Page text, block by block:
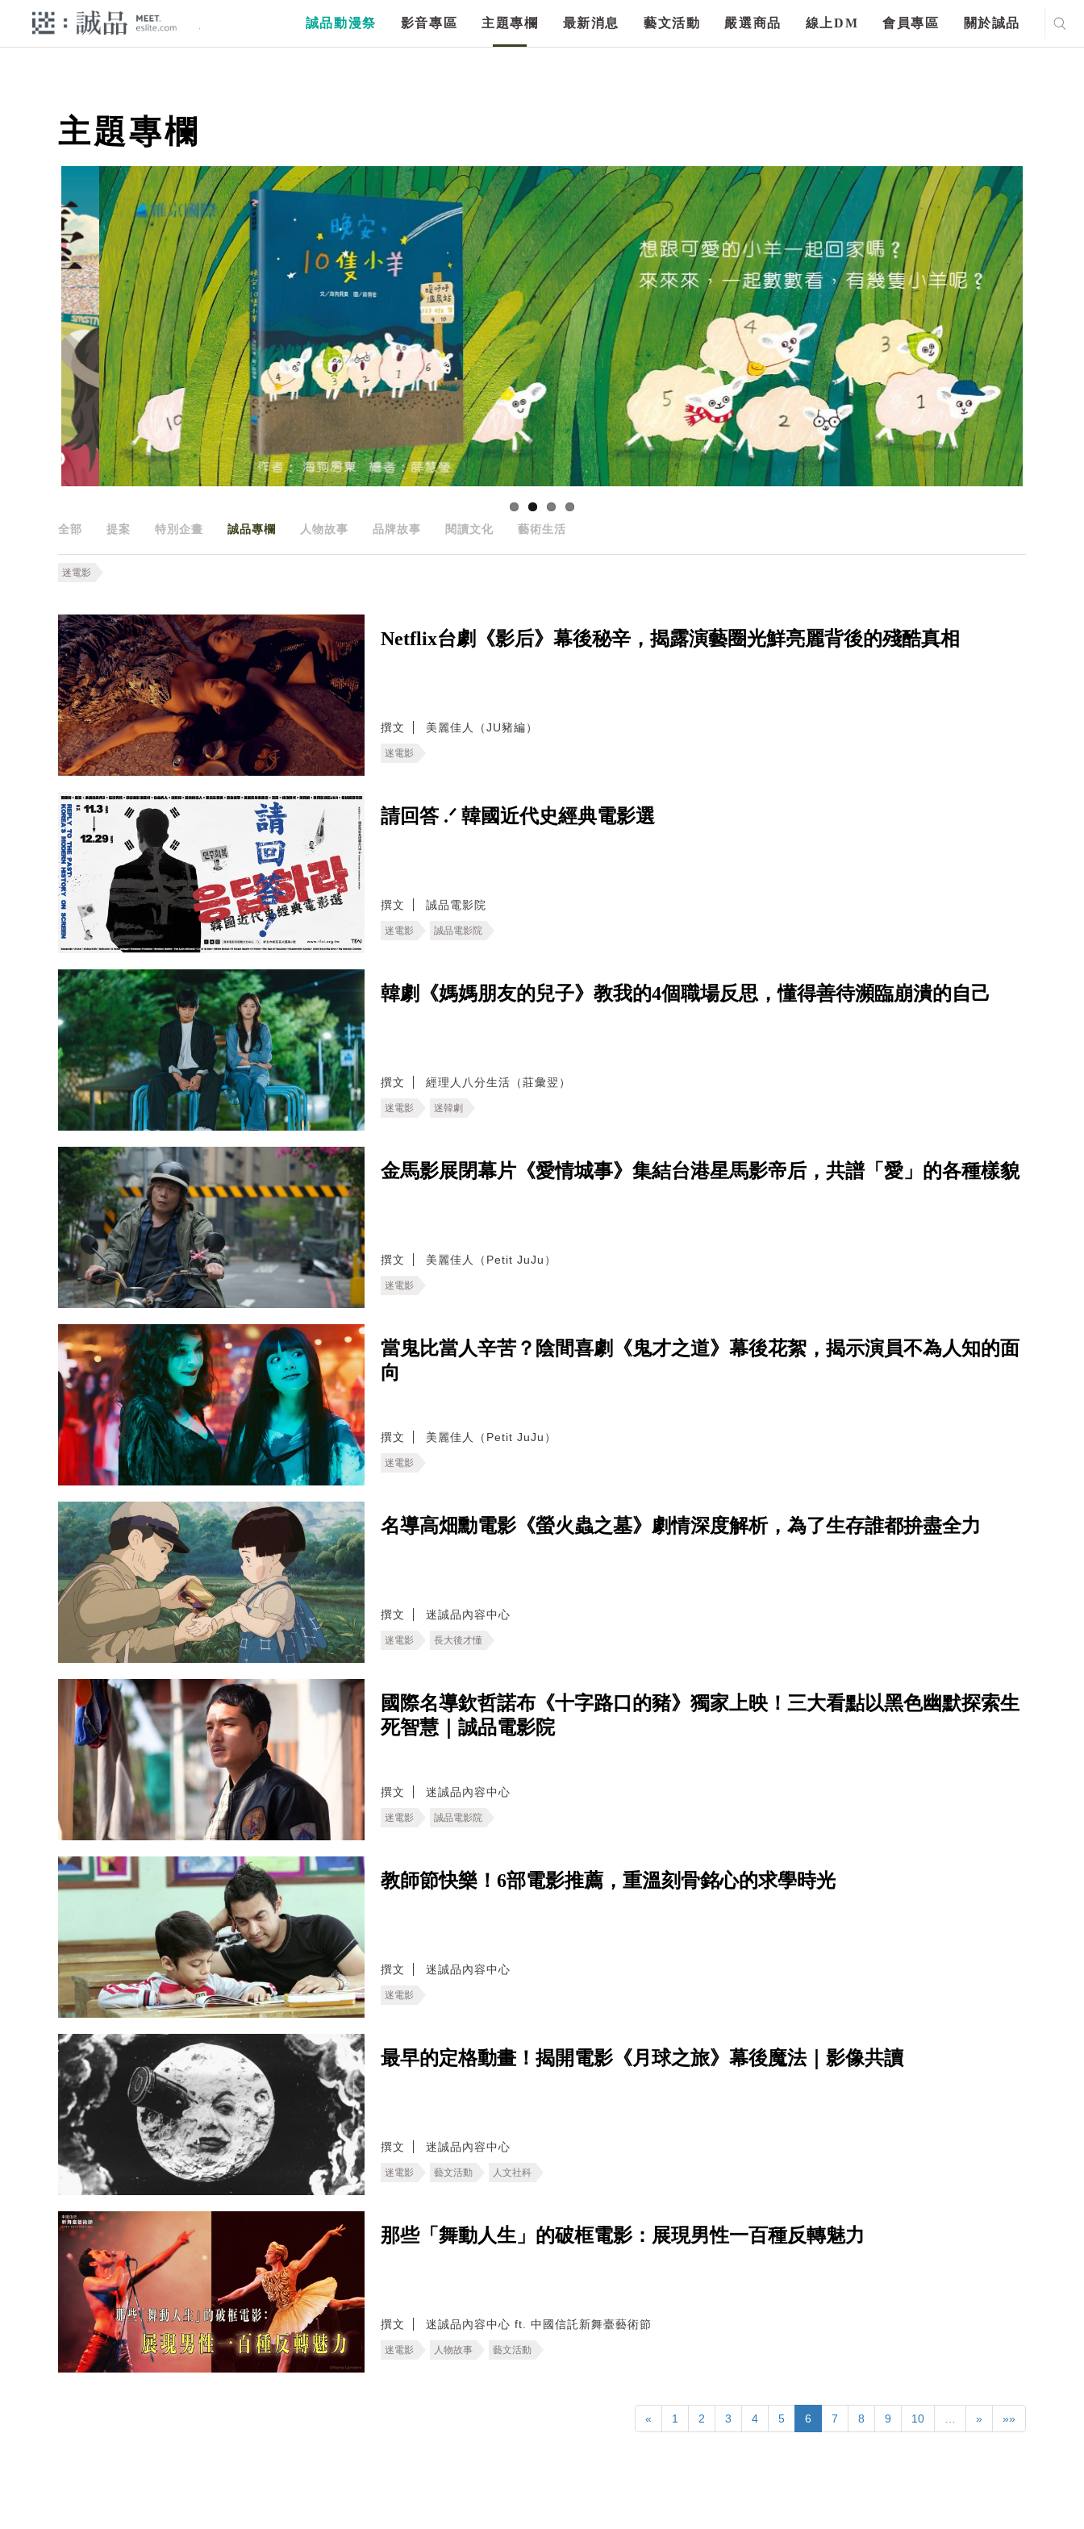
誠品動漫祭 影音專區 主題專欄 最新消息 藝文活動 嚴選商品 線上DM 會員專區 關於誠品
主題專欄
全部 提案 特別企畫 誠品專欄 人物故事 品牌故事 閱讀文化 藝術生活
迷電影
Netflix台劇《影后》幕後秘辛，揭露演藝圈光鮮亮麗背後的殘酷真相
撰文 美麗佳人（JU豬編）
迷電影
請回答 .ᐟ 韓國近代史經典電影選
撰文 誠品電影院
迷電影 誠品電影院
韓劇《媽媽朋友的兒子》教我的4個職場反思，懂得善待瀕臨崩潰的自己
撰文 經理人八分生活（莊彙翌）
迷電影 迷韓劇
金馬影展閉幕片《愛情城事》集結台港星馬影帝后，共譜「愛」的各種樣貌
撰文 美麗佳人（Petit JuJu）
迷電影
當鬼比當人辛苦？陰間喜劇《鬼才之道》幕後花絮，揭示演員不為人知的面
向
撰文 美麗佳人（Petit JuJu）
迷電影
名導高畑勳電影《螢火蟲之墓》劇情深度解析，為了生存誰都拚盡全力
撰文 迷誠品內容中心
迷電影 長大後才懂
國際名導欽哲諾布《十字路口的豬》獨家上映！三大看點以黑色幽默探索生
死智慧｜誠品電影院
撰文 迷誠品內容中心
迷電影 誠品電影院
教師節快樂！6部電影推薦，重溫刻骨銘心的求學時光
撰文 迷誠品內容中心
迷電影
最早的定格動畫！揭開電影《月球之旅》幕後魔法｜影像共讀
撰文 迷誠品內容中心
迷電影 藝文活動 人文社科
那些「舞動人生」的破框電影：展現男性一百種反轉魅力
撰文 迷誠品內容中心 ft. 中國信託新舞臺藝術節
迷電影 人物故事 藝文活動
« 1 2 3 4 5 6 7 8 9 10 … » »»